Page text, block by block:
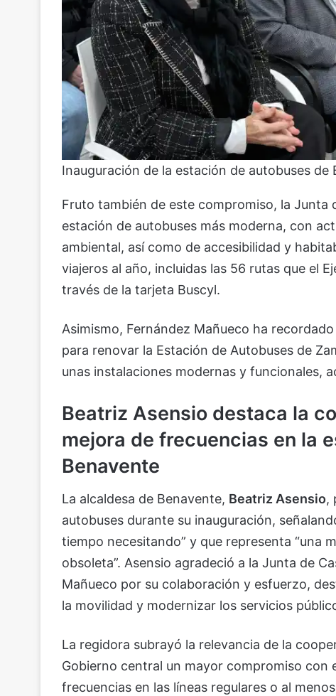
Inauguración de la estación de autobuses
Fruto también de este compromiso, la Junta
estación de autobuses más moderna, con
ambiental, así como de accesibilidad y
viajeros al año, incluidas las 56 rutas que el
través de la tarjeta Buscyl.
Asimismo, Fernández Mañueco ha
para renovar la Estación de Autobuses de
unas instalaciones modernas y funcionales,
Beatriz Asensio destaca la
mejora de frecuencias en la
Benavente
La alcaldesa de Benavente, Beatriz Asensio,
autobuses durante su inauguración,
tiempo necesitando” y que representa “una
obsoleta”. Asensio agradeció a la Junta de
Mañueco por su colaboración y esfuerzo,
la movilidad y modernizar los servicios
La regidora subrayó la relevancia de la
Gobierno central un mayor compromiso con
frecuencias en las líneas regulares o al